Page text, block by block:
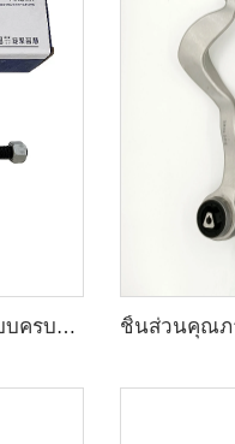
โรงงานขายส่งของชิ้นส่วนแชสซีรถยนต์แบบครบชุด เช่น ปลายแร็คสำหรับ Chevrolet Cruze 1.5 OE:22923846